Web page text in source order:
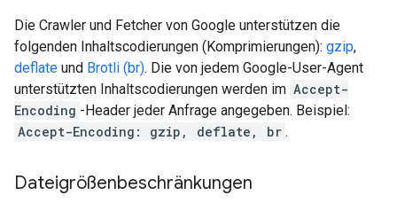
Die Crawler und Fetcher von Google unterstützen die
folgenden Inhaltscodierungen (Komprimierungen): gzip,
deflate und Brotli (br). Die von jedem Google-User-Agent
unterstützten Inhaltscodierungen werden im Accept-
Encoding -Header jeder Anfrage angegeben. Beispiel:
Accept-Encoding: gzip, deflate, br .
Dateigrößenbeschränkungen